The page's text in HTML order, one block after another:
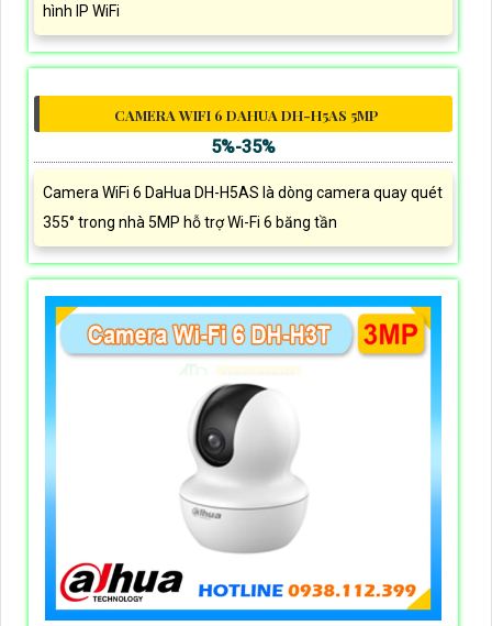
hình IP WiFi
CAMERA WIFI 6 DAHUA DH-H5AS 5MP
5%-35%
Camera WiFi 6 DaHua DH-H5AS là dòng camera quay quét
355° trong nhà 5MP hỗ trợ Wi-Fi 6 băng tần